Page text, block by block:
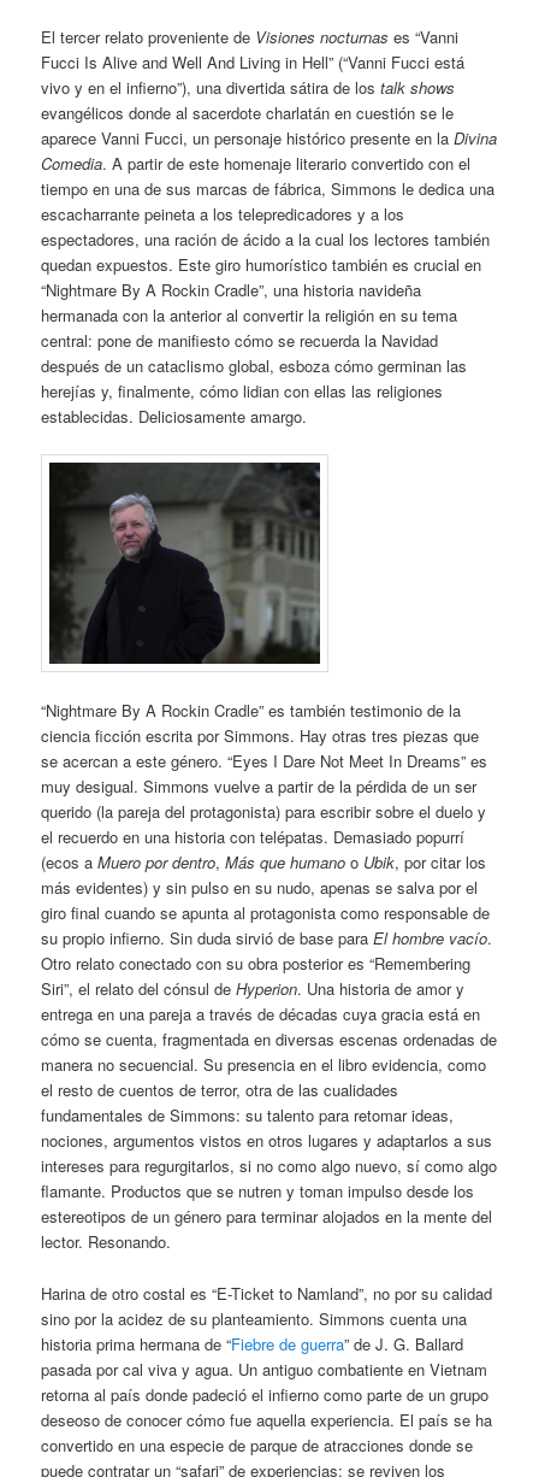
El tercer relato proveniente de Visiones nocturnas es “Vanni
Fucci Is Alive and Well And Living in Hell” (“Vanni Fucci está
vivo y en el infierno”), una divertida sátira de lostalk shows
evangélicos donde al sacerdote charlatán en cuestión se le
aparece Vanni Fucci, un personaje histórico presente en laDivina
Comedia. A partir de este homenaje literario convertido con el
tiempo en una de sus marcas de fábrica, Simmons le dedica una
escacharrante peineta a los telepredicadores y a los
espectadores, una ración de ácido a la cual los lectores también
quedan expuestos. Este giro humorístico también es crucial en
“Nightmare By A Rockin Cradle”, una historia navideña
hermanada con la anterior al convertir la religión en su tema
central: pone de manifiesto cómo se recuerda la Navidad
después de un cataclismo global, esboza cómo germinan las
herejías y, finalmente, cómo lidian con ellas las religiones
establecidas. Deliciosamente amargo.
“Nightmare By A Rockin Cradle” es también testimonio de la
ciencia ficción escrita por Simmons. Hay otras tres piezas que
se acercan a este género. “Eyes I Dare Not Meet In Dreams” es
muy desigual. Simmons vuelve a partir de la pérdida de un ser
querido (la pareja del protagonista) para escribir sobre el duelo y
el recuerdo en una historia con telépatas. Demasiado popurrí
(ecos aMuero por dentro,Más que humano o Ubik, por citar los
más evidentes) y sin pulso en su nudo, apenas se salva por el
giro final cuando se apunta al protagonista como responsable de
su propio infierno. Sin duda sirvió de base paraEl hombre vacío.
Otro relato conectado con su obra posterior es “Remembering
Siri”, el relato del cónsul deHyperion. Una historia de amor y
entrega en una pareja a través de décadas cuya gracia está en
cómo se cuenta, fragmentada en diversas escenas ordenadas de
manera no secuencial. Su presencia en el libro evidencia, como
el resto de cuentos de terror, otra de las cualidades
fundamentales de Simmons: su talento para retomar ideas,
nociones, argumentos vistos en otros lugares y adaptarlos a sus
intereses para regurgitarlos, si no como algo nuevo, sí como algo
flamante. Productos que se nutren y toman impulso desde los
estereotipos de un género para terminar alojados en la mente del
lector. Resonando.
Harina de otro costal es “E-Ticket to Namland”, no por su calidad
sino por la acidez de su planteamiento. Simmons cuenta una
historia prima hermana de “Fiebre de guerra” de J. G. Ballard
pasada por cal viva y agua. Un antiguo combatiente en Vietnam
retorna al país donde padeció el infierno como parte de un grupo
deseoso de conocer cómo fue aquella experiencia. El país se ha
convertido en una especie de parque de atracciones donde se
puede contratar un “safari” de experiencias: se reviven los